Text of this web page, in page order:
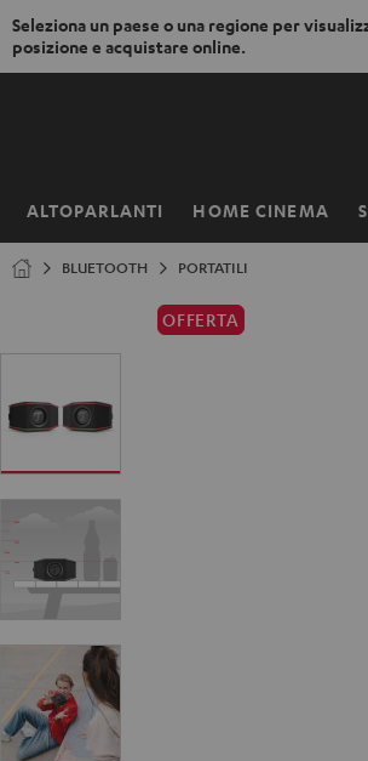
Seleziona un paese o una regione per
posizione e acquistare online.
ALTOPARLANTI HOME CINEMA
Pagina
BLUETOOTH PORTATILI
OFFERTA